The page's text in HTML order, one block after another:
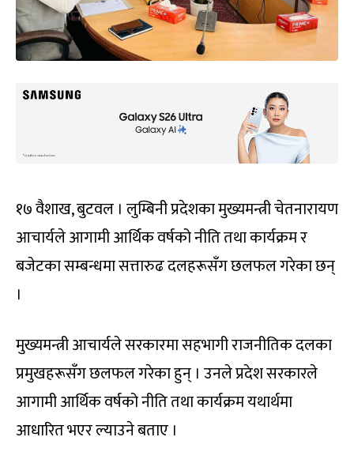
१७ वैशाख, बुटवल । लुम्बिनी प्रदेशका मुख्यमन्त्री चेतनारायण
आचार्यले आगामी आर्थिक वर्षको नीति तथा कार्यक्रम र
बजेटका सम्बन्धमा सत्तारुढ दलहरूसँग छलफल गरेका छन्
।
मुख्यमन्त्री आचार्यले सरकारमा सहभागी राजनीतिक दलका
प्रमुखहरूसँग छलफल गरेका हुन् । उनले प्रदेश सरकारले
आगामी आर्थिक वर्षको नीति तथा कार्यक्रम यथार्थमा
आधारित भएर ल्याउने बताए ।